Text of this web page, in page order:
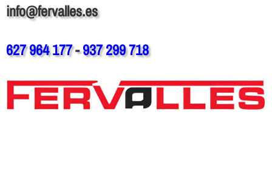
info@fervalles.es
627 964 177-937 299 718